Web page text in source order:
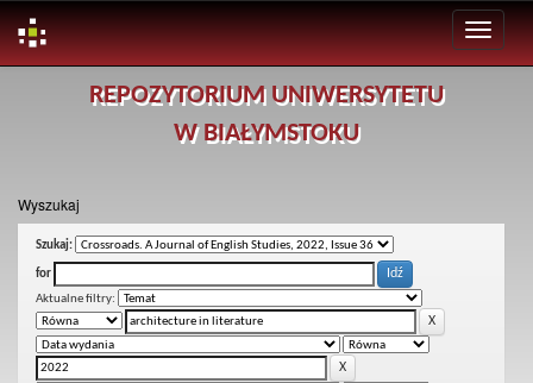
REPOZYTORIUM UNIWERSYTETU
W BIAŁYMSTOKU
Wyszukaj
Szukaj:
for
Aktualne filtry: